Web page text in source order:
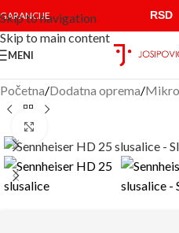
Skip to navigation
Skip to main content
GARANCIJE RSD
MENI
Početna/Dodatna oprema/